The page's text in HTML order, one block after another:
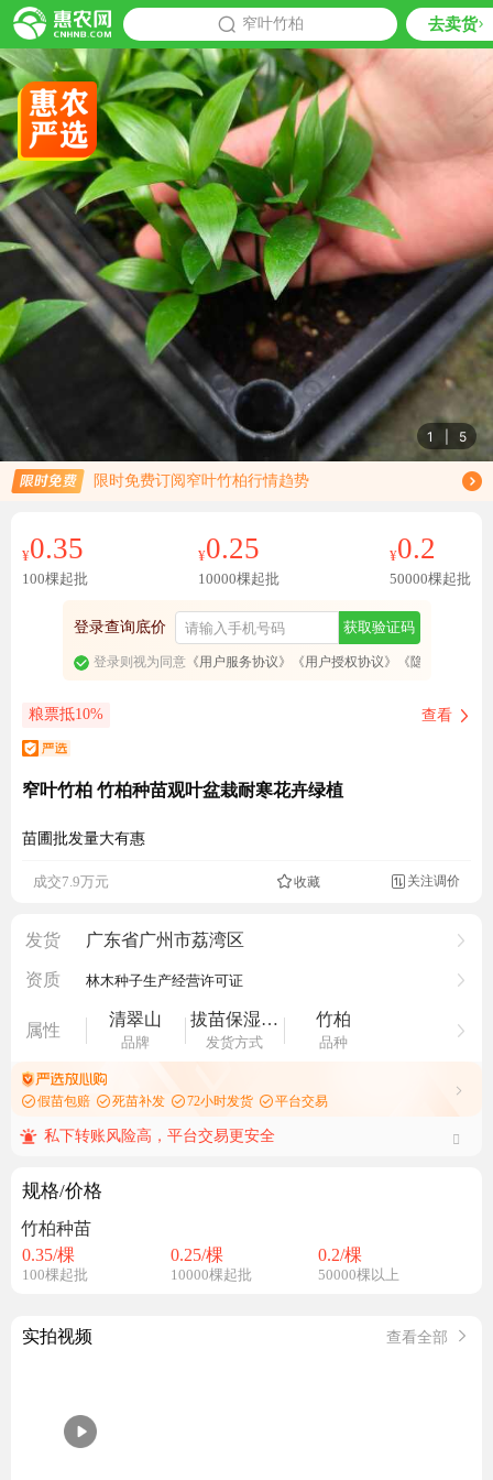
窄叶竹柏 去卖货
1 5
限时免费订阅窄叶竹柏行情趋势
¥0.35
100棵起批
¥0.25
10000棵起批
¥0.2
50000棵起批
登录查询底价 获取验证码
登录则视为同意《用户服务协议》 《用户授权协议》 《隐私政策》
粮票抵10% 查看
窄叶竹柏 竹柏种苗观叶盆栽耐寒花卉绿植
苗圃批发量大有惠
成交7.9万元
收藏 关注调价
发货 广东省广州市荔湾区
资质 林木种子生产经营许可证
属性
清翠山
品牌
拔苗保湿发快递
发货方式
竹柏
品种
假苗包赔 死苗补发 72小时发货 平台交易
私下转账风险高，平台交易更安全
规格/价格
竹柏种苗
0.35/棵
100棵起批
0.25/棵
10000棵起批
0.2/棵
50000棵以上
实拍视频 查看全部